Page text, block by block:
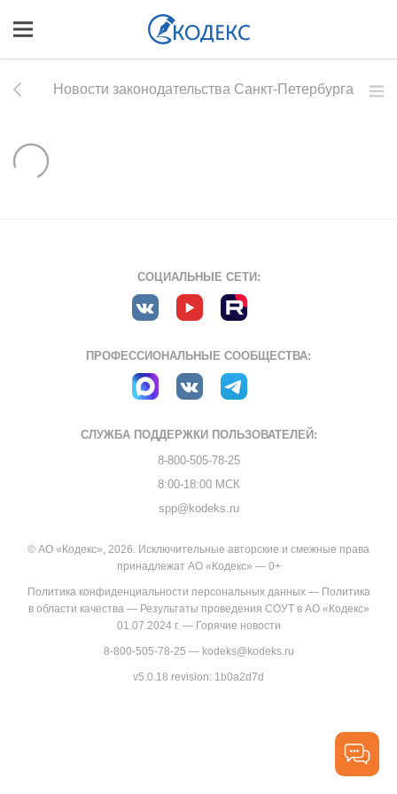
Новости законодательства Санкт-Петербурга
СОЦИАЛЬНЫЕ СЕТИ:
ПРОФЕССИОНАЛЬНЫЕ СООБЩЕСТВА:
СЛУЖБА ПОДДЕРЖКИ ПОЛЬЗОВАТЕЛЕЙ:
8-800-505-78-25
8:00-18:00 МСК
spp@kodeks.ru
© АО «Кодекс», 2026. Исключительные авторские и смежные права
принадлежат АО «Кодекс» — 0+
Политика конфиденциальности персональных данных— Политика
в области качества— Результаты проведения СОУТ в АО «Кодекс»
01.07.2024 г.— Горячие новости
8-800-505-78-25 — kodeks@kodeks.ru
v5.0.18 revision: 1b0a2d7d